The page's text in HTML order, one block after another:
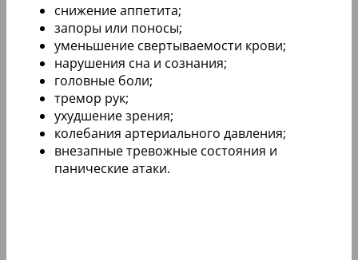
снижение аппетита;
запоры или поносы;
уменьшение свертываемости крови;
нарушения сна и сознания;
головные боли;
тремор рук;
ухудшение зрения;
колебания артериального давления;
внезапные тревожные состояния и
панические атаки.